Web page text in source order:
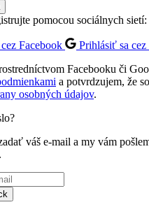
pomocou sociálnych sietí:
Facebook
Prihlásiť sa
Facebooku či
a potvrdzujem, že
osobných údajov.
váš e-mail a my vám